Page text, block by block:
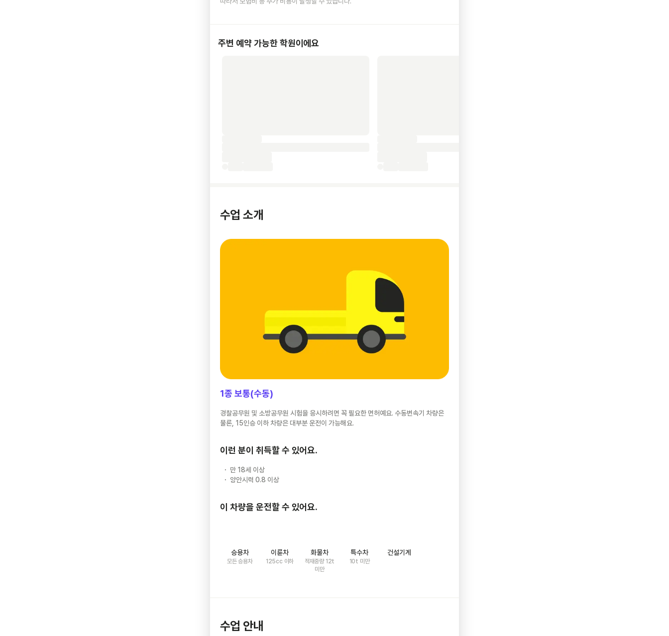
주변 예약 가능한 학원이에요
수업 소개
1종 보통(수동)
경찰공무원 및 소방공무원 시험을 응시하려면 꼭 필요한 면허예요. 수동변속기 차량은
물론, 15인승 이하 차량은 대부분 운전이 가능해요.
이런 분이 취득할 수 있어요.
만 18세 이상
양안시력 0.8 이상
이 차량을 운전할 수 있어요.
승용차
모든 승용차
이륜차
125cc 이하
화물차
적재중량 12t
미만
특수차
10t 미만
건설기계
수업 안내